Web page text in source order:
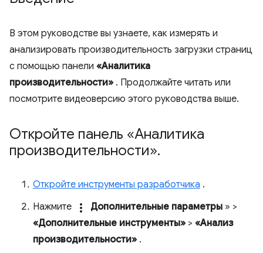
В этом руководстве вы узнаете, как измерять и
анализировать производительность загрузки страниц
с помощью панели «Аналитика
производительности» . Продолжайте читать или
посмотрите видеоверсию этого руководства выше.
Откройте панель «Аналитика
производительности».
Откройте инструменты разработчика .
Нажмите
more_vert Дополнительные параметры » >
«Дополнительные инструменты» > «Анализ
производительности» .